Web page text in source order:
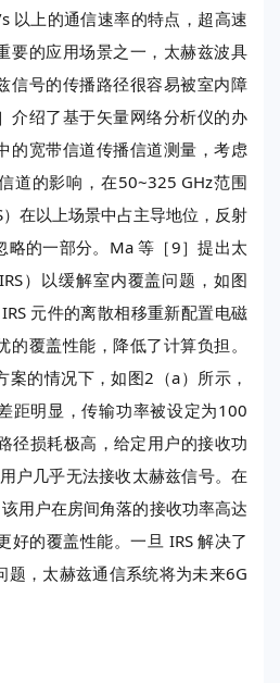
以上的通信速率的特点，超高速
要的应用场景之一，太赫兹波具
信号的传播路径很容易被室内障
介绍了基于矢量网络分析仪的办
的宽带信道传播信道测量，考虑
道的影响，在50~325 GHz范围
在以上场景中占主导地位，反射
略的一部分。Ma 等［9］提出太
）以缓解室内覆盖问题，如图
元件的离散相移重新配置电磁
覆盖性能，降低了计算负担。
案的情况下，如图2（a）所示，
距明显，传输功率被设定为100
径损耗极高，给定用户的接收功
户几乎无法接收太赫兹信号。在
用户在房间角落的接收功率高达
好的覆盖性能。一旦 IRS 解决了
题，太赫兹通信系统将为未来6G